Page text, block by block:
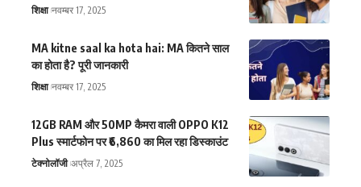
शिक्षा नवम्बर 17, 2025
MA kitne saal ka hota hai: MA कितने साल
का होता है? पूरी जानकारी
शिक्षा नवम्बर 17, 2025
12GB RAM और 50MP कैमरा वाली OPPO K12
Plus स्मार्टफोन पर ₹6,860 का मिल रहा डिस्काउंट
टेक्नोलॉजी अप्रैल 7, 2025